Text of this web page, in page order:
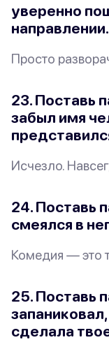
уверенно
направлении.
Просто
23. Поставь
забыл имя
Исчезло.
24. Поставь
смеялся в
Комедия — это
25. Поставь
сделала